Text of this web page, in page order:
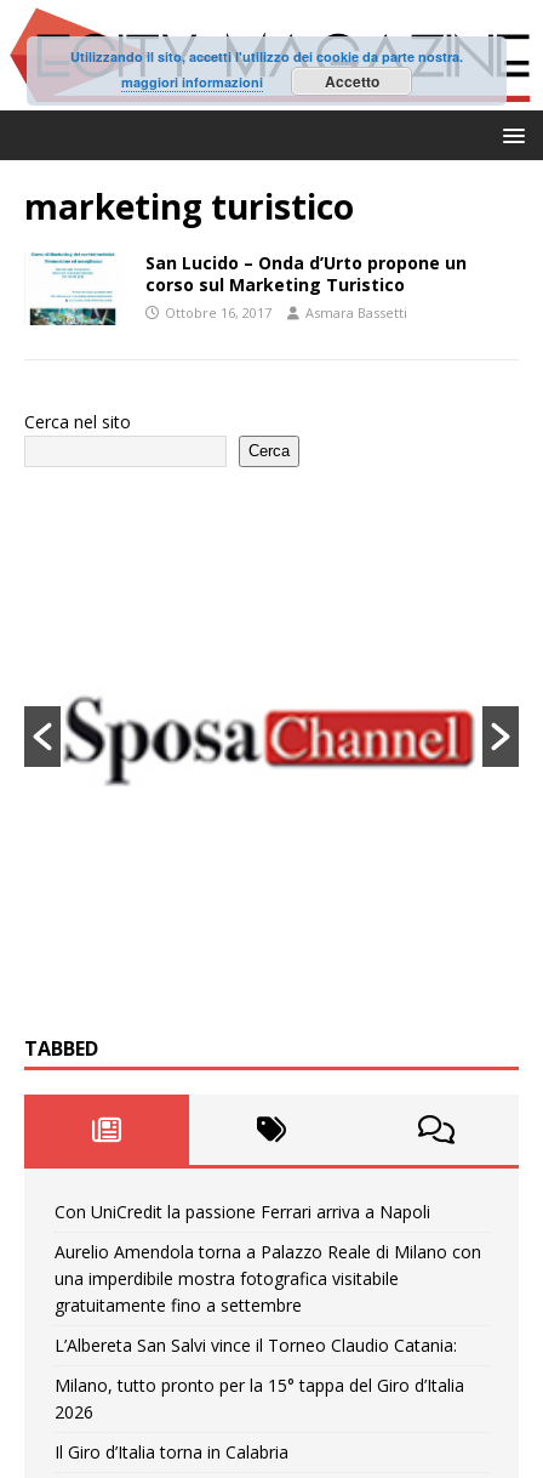
marketing turistico
San Lucido – Onda d’Urto propone un
corso sul Marketing Turistico
Ottobre 16, 2017 Asmara Bassetti
Cerca nel sito
Cerca
TABBED
Con UniCredit la passione Ferrari arriva a Napoli
Aurelio Amendola torna a Palazzo Reale di Milano con
una imperdibile mostra fotografica visitabile
gratuitamente fino a settembre
L’Albereta San Salvi vince il Torneo Claudio Catania:
Milano, tutto pronto per la 15° tappa del Giro d’Italia
2026
Il Giro d’Italia torna in Calabria
Utilizzando il sito, accetti l'utilizzo dei cookie da parte nostra.
maggiori informazioni
Accetto